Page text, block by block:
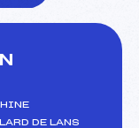
DE LANS